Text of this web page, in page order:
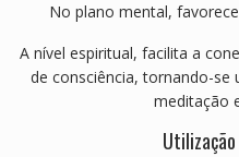
No plano mental,
A nível espiritual, facilita a
de consciência, tornando-se
meditação
Utilização